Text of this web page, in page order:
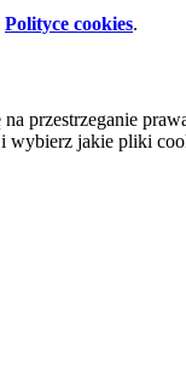
Polityce cookies.
przestrzeganie
jakie pliki